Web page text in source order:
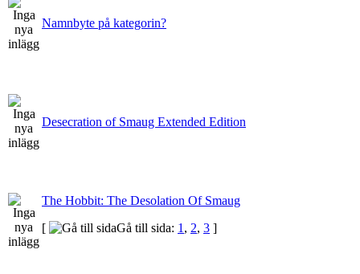
Namnbyte på kategorin?
Desecration of Smaug Extended Edition
The Hobbit: The Desolation Of Smaug
[
Gå till sida: 1 , 2, 3 ]